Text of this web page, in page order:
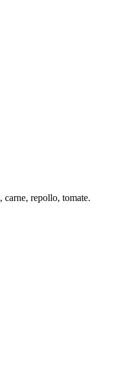
carne, repollo, tomate.